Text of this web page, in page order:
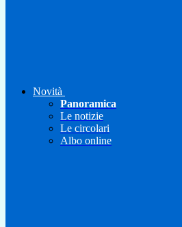
Novità
Panoramica
Le notizie
Le circolari
Albo online